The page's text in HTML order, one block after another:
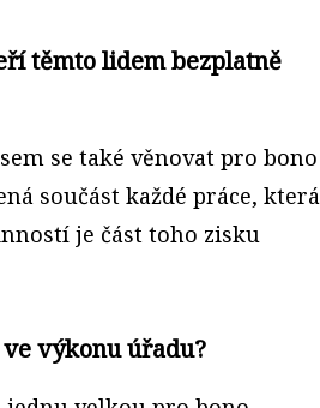
těmto lidem bezplatně
se také věnovat pro bono
součást každé práce, která
je část toho zisku
výkonu úřadu?